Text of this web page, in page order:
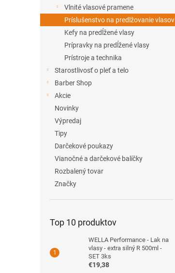
Vlnité vlasové pramene
Príslušenstvo na predlžovanie vlasov
Kefy na predĺžené vlasy
Prípravky na predĺžené vlasy
Prístroje a technika
Starostlivosť o pleť a telo
Barber Shop
Akcie
Novinky
Výpredaj
Tipy
Darčekové poukazy
Vianočné a darčekové balíčky
Rozbalený tovar
Značky
Top 10 produktov
WELLA Performance - Lak na
vlasy - extra silný R 500ml -
SET 3ks
€19,38